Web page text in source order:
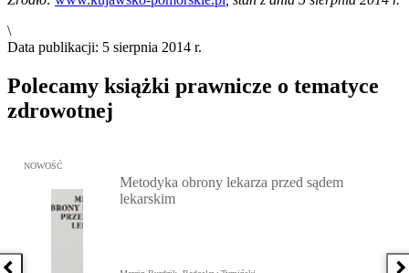
\
Data publikacji: 5 sierpnia 2014 r.
Polecamy książki prawnicze o tematyce
zdrowotnej
Przejdź do: Metodyka obrony lekarza przed sądem lekarskim,
NOWOŚĆ
Metodyka obrony lekarza przed sądem
lekarskim